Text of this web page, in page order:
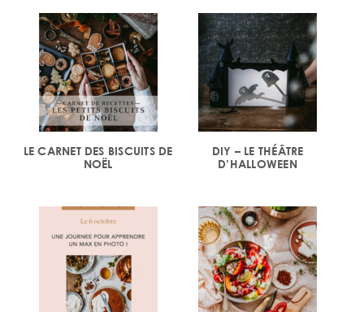
LE CARNET DES BISCUITS DE
NOËL
DIY – LE THÉÂTRE
D’HALLOWEEN